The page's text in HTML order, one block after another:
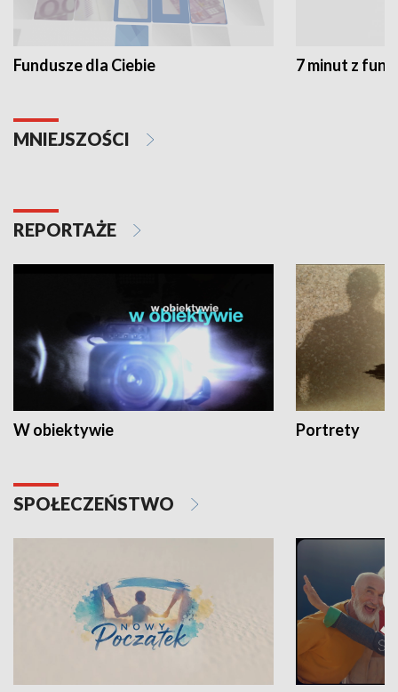
Fundusze dla Ciebie 7 minut z
MNIEJSZOŚCI
REPORTAŻE
W obiektywie Portrety
SPOŁECZEŃSTWO